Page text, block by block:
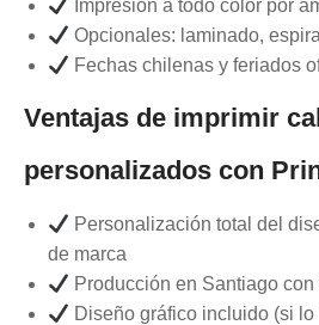
Impresión a todo color por
Opcionales: laminado,
Fechas chilenas y feriados
Ventajas de imprimir
personalizados con
Personalización total del
de marca
Producción en Santiago
Diseño gráfico incluido (si